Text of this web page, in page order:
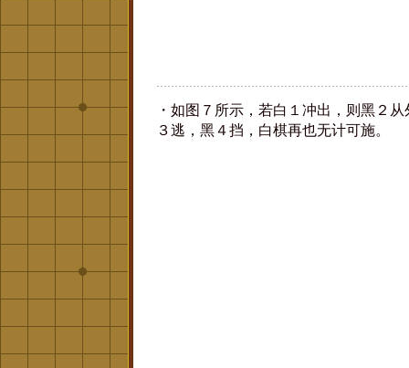
・如图７所示，若白１冲出，则黑２
３逃，黑４挡，白棋再也无计可施。